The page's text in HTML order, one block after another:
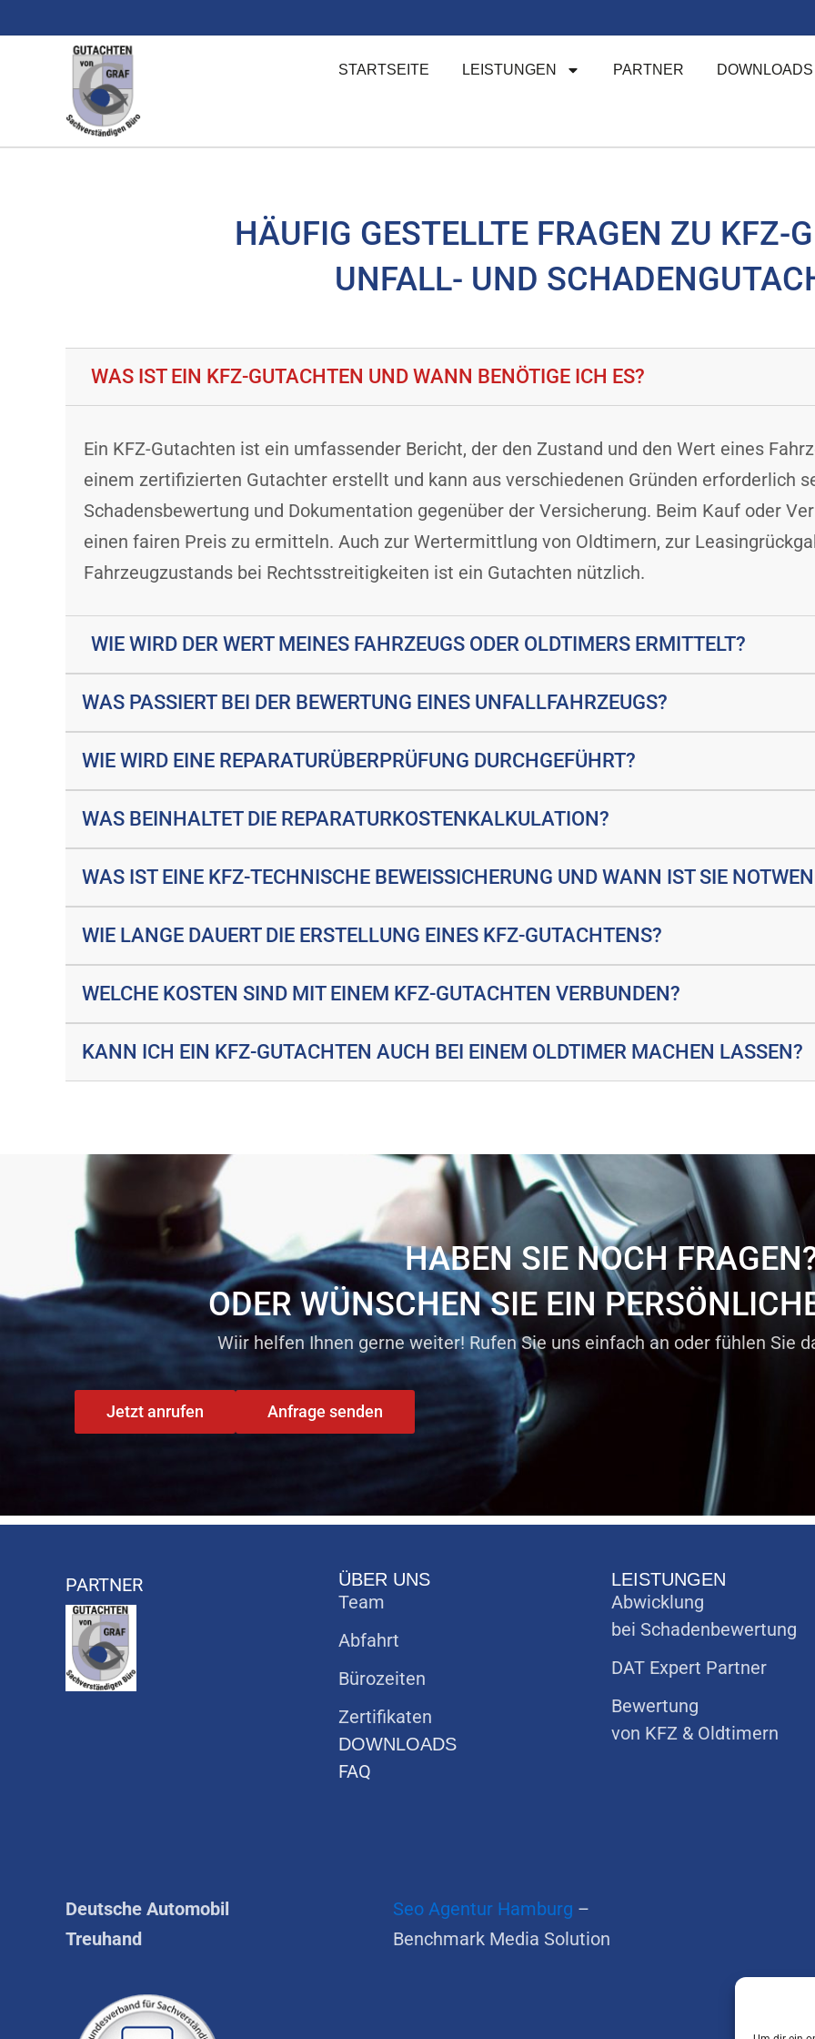
Inhalt
STARTSEITE LEISTUNGEN PARTNER DOWNLOADS
HÄUFIG GESTELLTE FRAGEN ZU KFZ-
UNFALL- UND
WAS IST EIN KFZ-GUTACHTEN UND WANN BENÖTIGE ICH ES?
Ein KFZ-Gutachten ist ein umfassender Bericht, der den Zustand und den Wert eines
einem zertifizierten Gutachter erstellt und kann aus verschiedenen Gründen erforderlich
Schadensbewertung und Dokumentation gegenüber der Versicherung. Beim Kauf oder
einen fairen Preis zu ermitteln. Auch zur Wertermittlung von Oldtimern, zur
Fahrzeugzustands bei Rechtsstreitigkeiten ist ein Gutachten nützlich.
WIE WIRD DER WERT MEINES FAHRZEUGS ODER OLDTIMERS ERMITTELT?
WAS PASSIERT BEI DER BEWERTUNG EINES UNFALLFAHRZEUGS?
WIE WIRD EINE REPARATURÜBERPRÜFUNG DURCHGEFÜHRT?
WAS BEINHALTET DIE REPARATURKOSTENKALKULATION?
WAS IST EINE KFZ-TECHNISCHE BEWEISSICHERUNG UND WANN IST SIE
WIE LANGE DAUERT DIE ERSTELLUNG EINES KFZ-GUTACHTENS?
WELCHE KOSTEN SIND MIT EINEM KFZ-GUTACHTEN VERBUNDEN?
KANN ICH EIN KFZ-GUTACHTEN AUCH BEI EINEM OLDTIMER MACHEN LASSEN?
HABEN SIE NOCH
ODER WÜNSCHEN SIE EIN
Wiir helfen Ihnen gerne weiter! Rufen Sie uns einfach an oder fühlen Sie
Jetzt anrufen Anfrage senden
PARTNER ÜBER UNS
Team
Abfahrt
Bürozeiten
Zertifikaten
DOWNLOADS
FAQ
LEISTUNGEN
Abwicklung
bei Schadenbewertung
DAT Expert Partner
Bewertung
von KFZ & Oldtimern
Deutsche Automobil
Treuhand
Seo Agentur Hamburg –
Benchmark Media Solution